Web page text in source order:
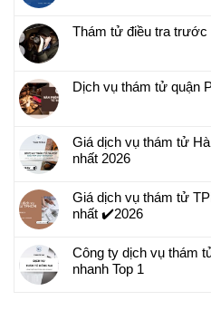
Thám tử điều tra trước
Dịch vụ thám tử quận
Giá dịch vụ thám tử
nhất 2026
Giá dịch vụ thám tử
nhất ✔️2026
Công ty dịch vụ thám
nhanh Top 1